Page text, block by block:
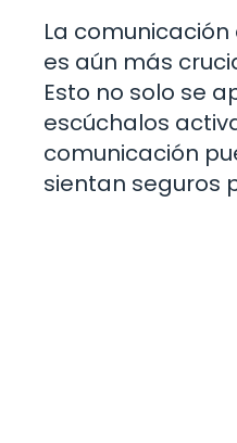
La
es aún más
Esto no solo se
escúchalos
comunicación
sientan seguros